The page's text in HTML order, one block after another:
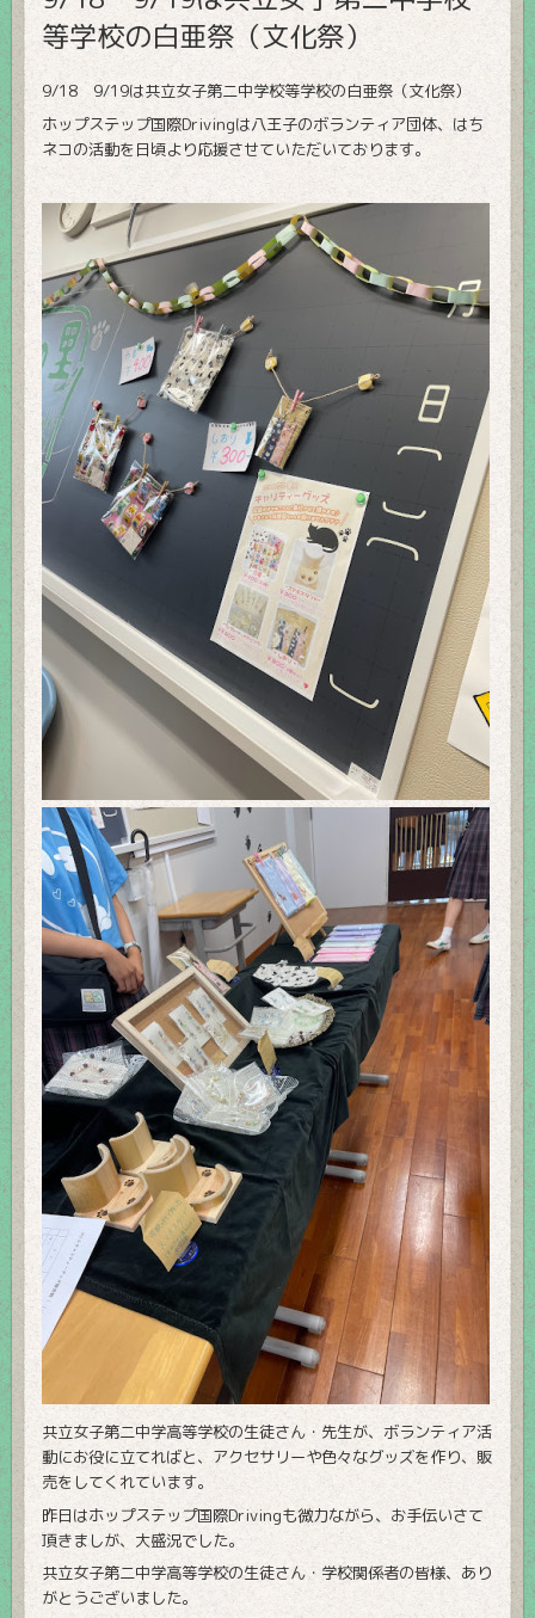
等学校の白亜祭（文化祭）
9/18 9/19は共立女子第二中学校等学校の白亜祭（文化祭）
ホップステップ国際Drivingは八王子のボランティア団体、はち
ネコの活動を日頃より応援させていただいております。
共立女子第二中学高等学校の生徒さん・先生が、ボランティア活
動にお役に立てればと、アクセサリーや色々なグッズを作り、販
売をしてくれています。
昨日はホップステップ国際Drivingも微力ながら、お手伝いさて
頂きましが、大盛況でした。
共立女子第二中学高等学校の生徒さん・学校関係者の皆様、あり
がとうございました。